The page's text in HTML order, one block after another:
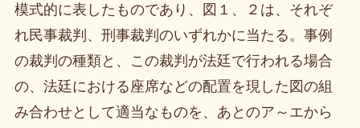
模式的に表したものであり、図１、２は、それぞ
れ民事裁判、刑事裁判のいずれかに当たる。事例
の裁判の種類と、この裁判が法廷で行われる場合
の、法廷における座席などの配置を現した図の組
み合わせとして適当なものを、あとのア～エから